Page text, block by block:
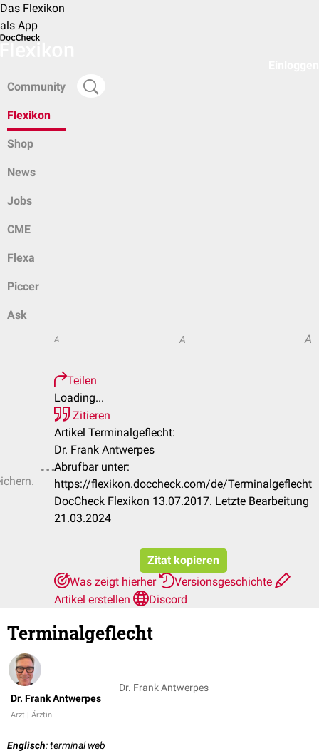
Das Flexikon
als App
Community
Flexikon
Shop
News
Jobs
CME
Flexa
Piccer
Ask
A A A
Teilen
Loading...
Zitieren
Artikel Terminalgeflecht:
Dr. Frank Antwerpes
Abrufbar unter:
https://flexikon.doccheck.com/de/Terminalgeflecht
DocCheck Flexikon 13.07.2017. Letzte Bearbeitung
21.03.2024
Zitat kopieren
Was zeigt hierher
Versionsgeschichte
Artikel erstellen
Discord
Terminalgeflecht
Dr. Frank Antwerpes
Arzt | Ärztin
Dr. Frank Antwerpes
Englisch: terminal web